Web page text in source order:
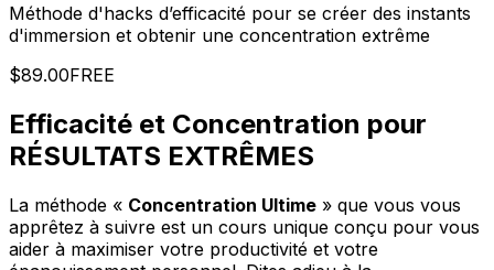
Méthode d'hacks d’efficacité pour se créer des instants
d'immersion et obtenir une concentration extrême
$89.00FREE
Efficacité et Concentration pour
RÉSULTATS EXTRÊMES
La méthode « Concentration Ultime » que vous vous
apprêtez à suivre est un cours unique conçu pour vous
aider à maximiser votre productivité et votre